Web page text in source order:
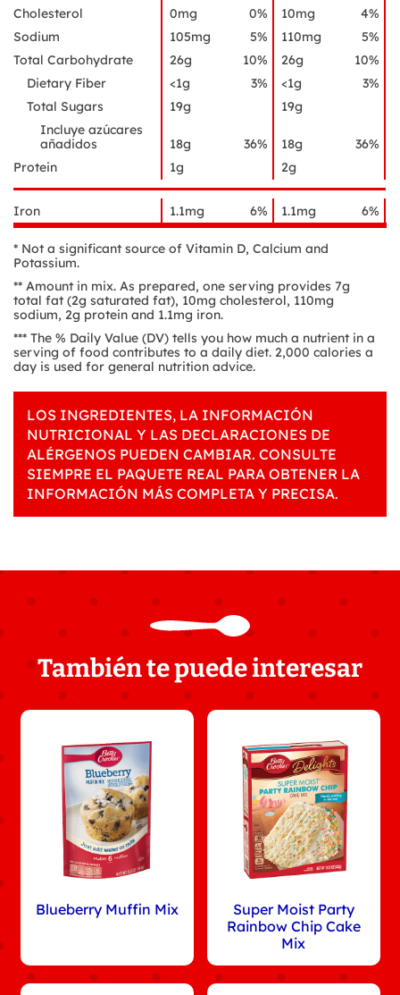
Cholesterol
0mg 0% 10mg
4%
Sodium
105mg 5% 110mg
5%
Total Carbohydrate
26g 10% 26g
10%
Dietary Fiber
<1g 3% <1g
3%
Total Sugars
19g
19g
Incluye azúcares
añadidos
18g 36% 18g
36%
Protein
1g 2g
Iron 1.1mg 6% 1.1mg 6%
* Not a significant source of Vitamin D, Calcium and
Potassium.
** Amount in mix. As prepared, one serving provides 7g
total fat (2g saturated fat), 10mg cholesterol, 110mg
sodium, 2g protein and 1.1mg iron.
*** The % Daily Value (DV) tells you how much a nutrient in a
serving of food contributes to a daily diet. 2,000 calories a
day is used for general nutrition advice.
LOS INGREDIENTES, LA INFORMACIÓN
NUTRICIONAL Y LAS DECLARACIONES DE
ALÉRGENOS PUEDEN CAMBIAR. CONSULTE
SIEMPRE EL PAQUETE REAL PARA OBTENER LA
INFORMACIÓN MÁS COMPLETA Y PRECISA.
También te puede interesar
Blueberry Muffin Mix
Super Moist Party
Rainbow Chip Cake
Mix